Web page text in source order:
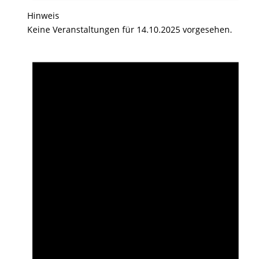
Hinweis
Keine Veranstaltungen für 14.10.2025 vorgesehen.